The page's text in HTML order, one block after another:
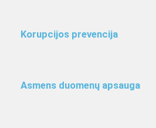
Korupcijos prevencija
Asmens duomenų apsauga